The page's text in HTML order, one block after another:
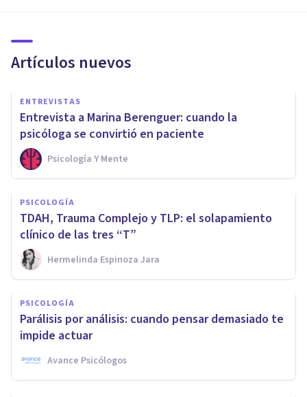
Artículos nuevos
ENTREVISTAS
Entrevista a Marina Berenguer: cuando la
psicóloga se convirtió en paciente
Psicología Y Mente
PSICOLOGÍA
TDAH, Trauma Complejo y TLP: el solapamiento
clínico de las tres “T”
Hermelinda Espinoza Jara
PSICOLOGÍA
Parálisis por análisis: cuando pensar demasiado te
impide actuar
Avance Psicólogos